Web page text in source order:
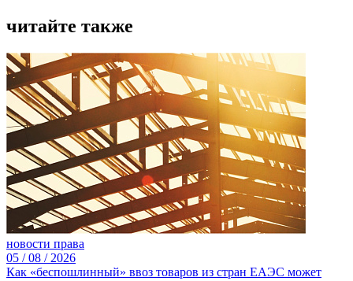
читайте также
новости права
05 /08 / 2026
Как «беспошлинный» ввоз товаров из стран ЕАЭС может